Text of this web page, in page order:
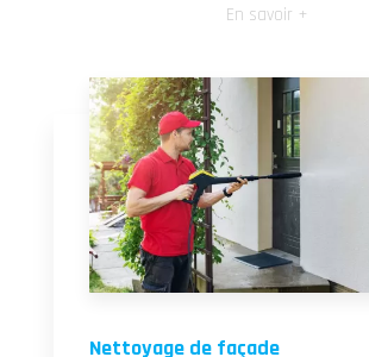
En savoir +
Nettoyage de façade